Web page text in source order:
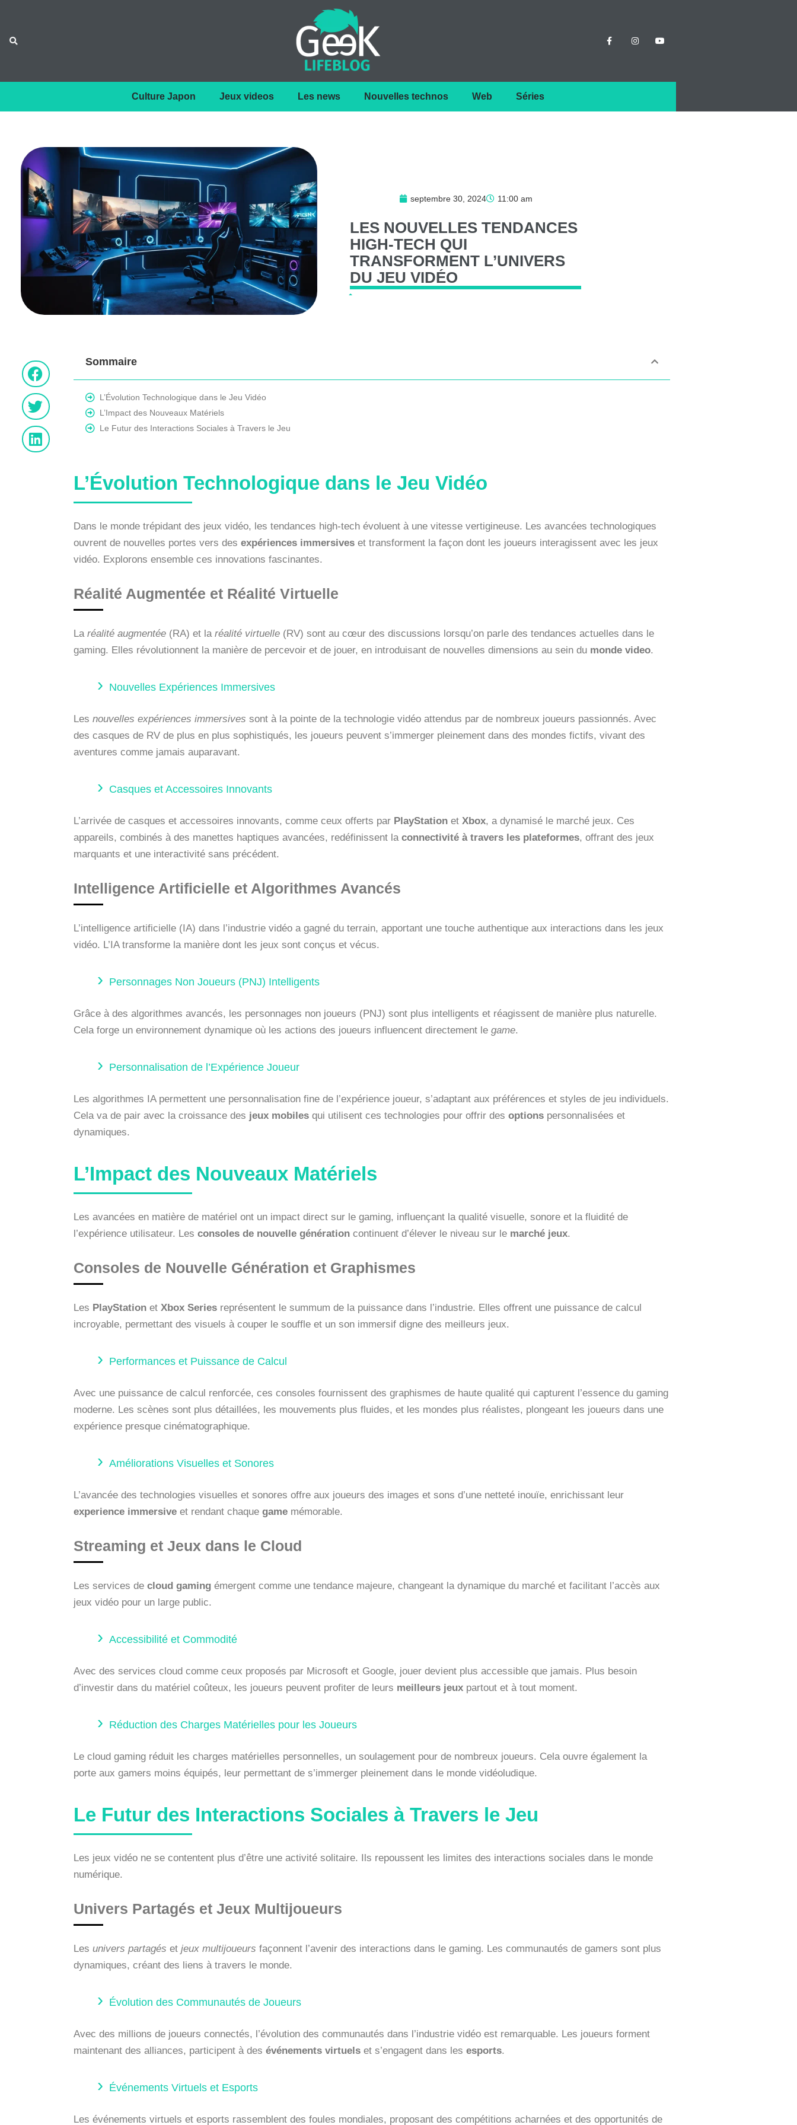
Culture Japon Jeux videos Les news Nouvelles technos Web Séries
septembre 30, 2024 11:00 am
LES NOUVELLES TENDANCES
HIGH-TECH QUI
TRANSFORMENT L’UNIVERS
DU JEU VIDÉO
Sommaire
L’Évolution Technologique dans le Jeu Vidéo
L’Impact des Nouveaux Matériels
Le Futur des Interactions Sociales à Travers le Jeu
L’Évolution Technologique dans le Jeu Vidéo
Dans le monde trépidant des jeux vidéo, les tendances high-tech évoluent à une vitesse vertigineuse. Les avancées technologiques
ouvrent de nouvelles portes vers des expériences immersives et transforment la façon dont les joueurs interagissent avec les jeux
vidéo. Explorons ensemble ces innovations fascinantes.
Réalité Augmentée et Réalité Virtuelle
La réalité augmentée (RA) et la réalité virtuelle (RV) sont au cœur des discussions lorsqu’on parle des tendances actuelles dans le
gaming. Elles révolutionnent la manière de percevoir et de jouer, en introduisant de nouvelles dimensions au sein du monde video.
Nouvelles Expériences Immersives
Les nouvelles expériences immersives sont à la pointe de la technologie vidéo attendus par de nombreux joueurs passionnés. Avec
des casques de RV de plus en plus sophistiqués, les joueurs peuvent s’immerger pleinement dans des mondes fictifs, vivant des
aventures comme jamais auparavant.
Casques et Accessoires Innovants
L’arrivée de casques et accessoires innovants, comme ceux offerts par PlayStation et Xbox, a dynamisé le marché jeux. Ces
appareils, combinés à des manettes haptiques avancées, redéfinissent la connectivité à travers les plateformes, offrant des jeux
marquants et une interactivité sans précédent.
Intelligence Artificielle et Algorithmes Avancés
L’intelligence artificielle (IA) dans l’industrie vidéo a gagné du terrain, apportant une touche authentique aux interactions dans les jeux
vidéo. L’IA transforme la manière dont les jeux sont conçus et vécus.
Personnages Non Joueurs (PNJ) Intelligents
Grâce à des algorithmes avancés, les personnages non joueurs (PNJ) sont plus intelligents et réagissent de manière plus naturelle.
Cela forge un environnement dynamique où les actions des joueurs influencent directement le game.
Personnalisation de l’Expérience Joueur
Les algorithmes IA permettent une personnalisation fine de l’expérience joueur, s’adaptant aux préférences et styles de jeu individuels.
Cela va de pair avec la croissance des jeux mobiles qui utilisent ces technologies pour offrir des options personnalisées et
dynamiques.
L’Impact des Nouveaux Matériels
Les avancées en matière de matériel ont un impact direct sur le gaming, influençant la qualité visuelle, sonore et la fluidité de
l’expérience utilisateur. Les consoles de nouvelle génération continuent d’élever le niveau sur le marché jeux.
Consoles de Nouvelle Génération et Graphismes
Les PlayStation et Xbox Series représentent le summum de la puissance dans l’industrie. Elles offrent une puissance de calcul
incroyable, permettant des visuels à couper le souffle et un son immersif digne des meilleurs jeux.
Performances et Puissance de Calcul
Avec une puissance de calcul renforcée, ces consoles fournissent des graphismes de haute qualité qui capturent l’essence du gaming
moderne. Les scènes sont plus détaillées, les mouvements plus fluides, et les mondes plus réalistes, plongeant les joueurs dans une
expérience presque cinématographique.
Améliorations Visuelles et Sonores
L’avancée des technologies visuelles et sonores offre aux joueurs des images et sons d’une netteté inouïe, enrichissant leur
experience immersive et rendant chaque game mémorable.
Streaming et Jeux dans le Cloud
Les services de cloud gaming émergent comme une tendance majeure, changeant la dynamique du marché et facilitant l’accès aux
jeux vidéo pour un large public.
Accessibilité et Commodité
Avec des services cloud comme ceux proposés par Microsoft et Google, jouer devient plus accessible que jamais. Plus besoin
d’investir dans du matériel coûteux, les joueurs peuvent profiter de leurs meilleurs jeux partout et à tout moment.
Réduction des Charges Matérielles pour les Joueurs
Le cloud gaming réduit les charges matérielles personnelles, un soulagement pour de nombreux joueurs. Cela ouvre également la
porte aux gamers moins équipés, leur permettant de s’immerger pleinement dans le monde vidéoludique.
Le Futur des Interactions Sociales à Travers le Jeu
Les jeux vidéo ne se contentent plus d’être une activité solitaire. Ils repoussent les limites des interactions sociales dans le monde
numérique.
Univers Partagés et Jeux Multijoueurs
Les univers partagés et jeux multijoueurs façonnent l’avenir des interactions dans le gaming. Les communautés de gamers sont plus
dynamiques, créant des liens à travers le monde.
Évolution des Communautés de Joueurs
Avec des millions de joueurs connectés, l’évolution des communautés dans l’industrie vidéo est remarquable. Les joueurs forment
maintenant des alliances, participent à des événements virtuels et s’engagent dans les esports.
Événements Virtuels et Esports
Les événements virtuels et esports rassemblent des foules mondiales, proposant des compétitions acharnées et des opportunités de